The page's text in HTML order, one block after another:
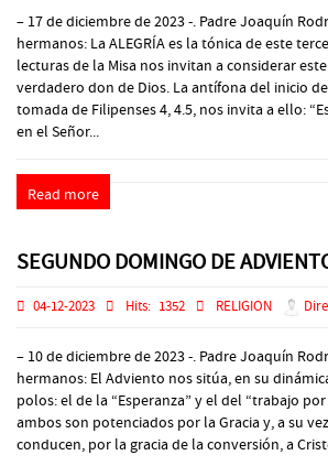
– 17 de diciembre de 2023 -. Padre Joaquín
hermanos: La ALEGRÍA es la tónica de este
lecturas de la Misa nos invitan a considerar
verdadero don de Dios. La antífona del inicio
tomada de Filipenses 4, 4.5, nos invita a ello:
en el Señor...
Read more
SEGUNDO DOMINGO DE
04-12-2023 Hits: 1352 RELIGION
– 10 de diciembre de 2023 -. Padre Joaquín
hermanos: El Adviento nos sitúa, en su
polos: el de la “Esperanza” y el del “trabajo
ambos son potenciados por la Gracia y, a su
conducen, por la gracia de la conversión, a